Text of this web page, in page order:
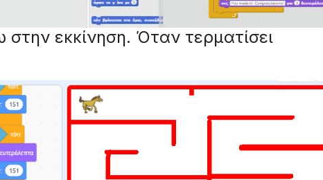
στην εκκίνηση. Όταν τερματίσει